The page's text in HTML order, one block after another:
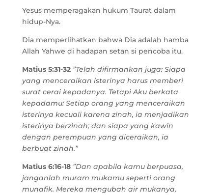
Yesus memperagakan hukum Taurat dalam
hidup-Nya.
Dia memperlihatkan bahwa Dia adalah hamba
Allah Yahwe di hadapan setan si pencoba itu.
Matius 5:31-32 ”Telah difirmankan juga: Siapa
yang menceraikan isterinya harus memberi
surat cerai kepadanya. Tetapi Aku berkata
kepadamu: Setiap orang yang menceraikan
isterinya kecuali karena zinah, ia menjadikan
isterinya berzinah; dan siapa yang kawin
dengan perempuan yang diceraikan, ia
berbuat zinah.”
Matius 6:16-18 ”Dan apabila kamu berpuasa,
janganlah muram mukamu seperti orang
munafik. Mereka mengubah air mukanya,